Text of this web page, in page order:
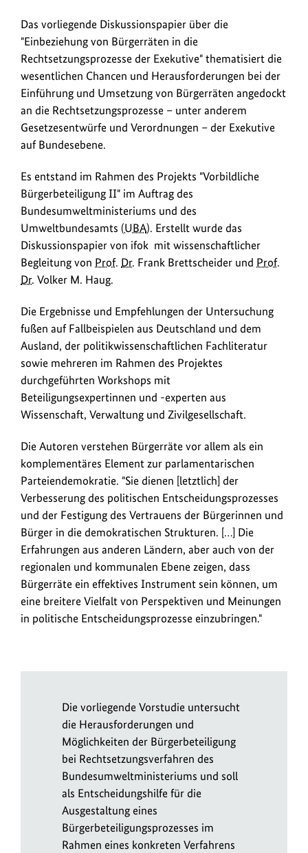
Das vorliegende Diskussionspapier über die
"Einbeziehung von Bürgerräten in die
Rechtsetzungsprozesse der Exekutive" thematisiert die
wesentlichen Chancen und Herausforderungen bei der
Einführung und Umsetzung von Bürgerräten angedockt
an die Rechtsetzungsprozesse – unter anderem
Gesetzesentwürfe und Verordnungen – der Exekutive
auf Bundesebene.
Es entstand im Rahmen des Projekts "Vorbildliche
Bürgerbeteiligung II" im Auftrag des
Bundesumweltministeriums und des
Umweltbundesamts (UBA). Erstellt wurde das
Diskussionspapier von ifok mit wissenschaftlicher
Begleitung von Prof. Dr. Frank Brettscheider und Prof.
Dr. Volker M. Haug.
Die Ergebnisse und Empfehlungen der Untersuchung
fußen auf Fallbeispielen aus Deutschland und dem
Ausland, der politikwissenschaftlichen Fachliteratur
sowie mehreren im Rahmen des Projektes
durchgeführten Workshops mit
Beteiligungsexpertinnen und -experten aus
Wissenschaft, Verwaltung und Zivilgesellschaft.
Die Autoren verstehen Bürgerräte vor allem als ein
komplementäres Element zur parlamentarischen
Parteiendemokratie. "Sie dienen [letztlich] der
Verbesserung des politischen Entscheidungsprozesses
und der Festigung des Vertrauens der Bürgerinnen und
Bürger in die demokratischen Strukturen. […] Die
Erfahrungen aus anderen Ländern, aber auch von der
regionalen und kommunalen Ebene zeigen, dass
Bürgerräte ein effektives Instrument sein können, um
eine breitere Vielfalt von Perspektiven und Meinungen
in politische Entscheidungsprozesse einzubringen."
Die vorliegende Vorstudie untersucht
die Herausforderungen und
Möglichkeiten der Bürgerbeteiligung
bei Rechtsetzungsverfahren des
Bundesumweltministeriums und soll
als Entscheidungshilfe für die
Ausgestaltung eines
Bürgerbeteiligungsprozesses im
Rahmen eines konkreten Verfahrens